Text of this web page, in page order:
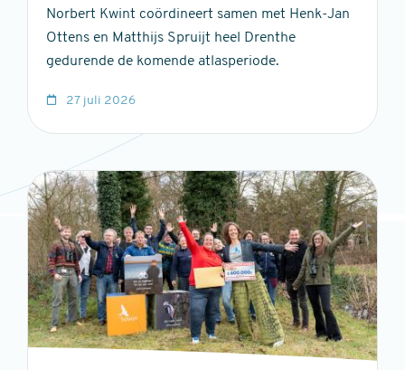
Norbert Kwint coördineert samen met Henk-Jan
Ottens en Matthijs Spruijt heel Drenthe
gedurende de komende atlasperiode.
27 juli 2026